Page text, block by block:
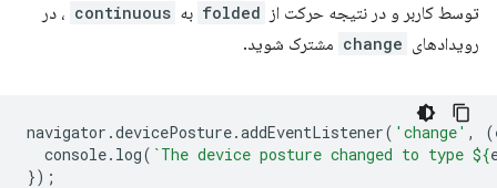
توسط کاربر و در نتیجه حرکت از folded به continuous ، در
رویدادهای change مشترک شوید.
navigator .devicePosture.addEventListener( 'change' , (
console. log( `The device posture changed to type ${
});